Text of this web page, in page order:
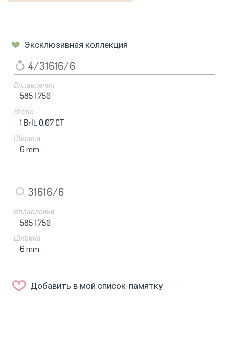
Эксклюзивная коллекция
4/31616/6
Вплавления
585 |750
Steine
1 Brlt. 0,07 CT
Ширина
6mm
31616/6
Вплавления
585 |750
Ширина
6mm
Добавить в мой список-памятку